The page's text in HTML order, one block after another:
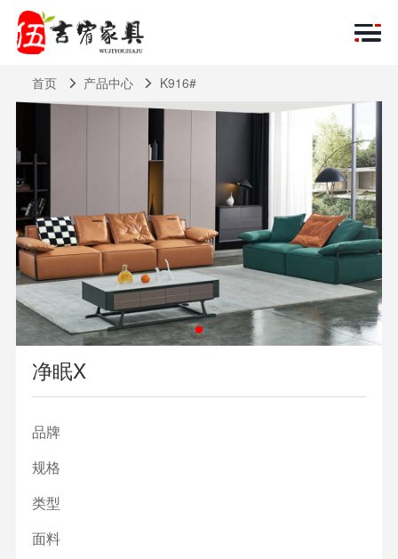
首页 产品中心 K916#
净眠X
品牌
规格
类型
面料